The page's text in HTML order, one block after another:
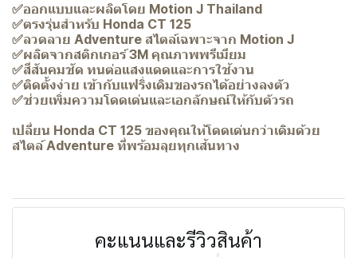
✅ออกแบบและผลิตโดย Motion J Thailand
✅ตรงรุ่นสำหรับ Honda CT 125
✅ลวดลาย Adventure สไตล์เฉพาะจาก Motion J
✅ผลิตจากสติกเกอร์ 3M คุณภาพพรีเมียม
✅สีสันคมชัด ทนต่อแสงแดดและการใช้งาน
✅ติดตั้งง่าย เข้ากับแฟริ่งเดิมของรถได้อย่างลงตัว
✅ช่วยเพิ่มความโดดเด่นและเอกลักษณ์ให้กับตัวรถ
เปลี่ยน Honda CT 125 ของคุณให้โดดเด่นกว่าเดิมด้วย
สไตล์ Adventure ที่พร้อมลุยทุกเส้นทาง
คะแนนและรีวิวสินค้า